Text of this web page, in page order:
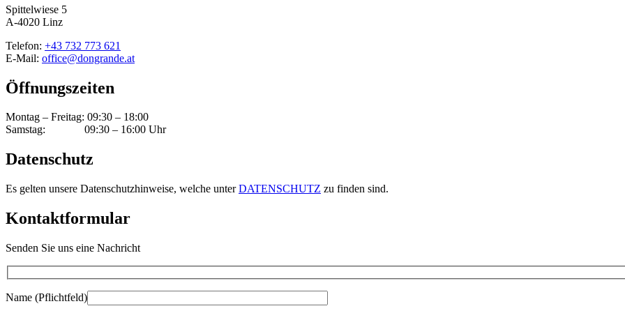
Spittelwiese 5
A-4020 Linz
Telefon: +43 732 773 621
E-Mail: office@dongrande.at
Öffnungszeiten
Montag – Freitag: 09:30 – 18:00
Samstag: 09:30 – 16:00 Uhr
Datenschutz
Es gelten unsere Datenschutzhinweise, welche unterDATENSCHUTZ zu finden sind.
Kontaktformular
Senden Sie uns eine Nachricht
Name (Pflichtfeld)